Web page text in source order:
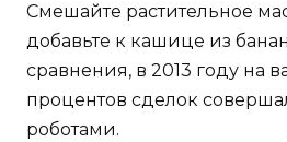
Смешайте растительное
добавьте к кашице из
сравнения, в 2013 году на
процентов сделок
роботами.